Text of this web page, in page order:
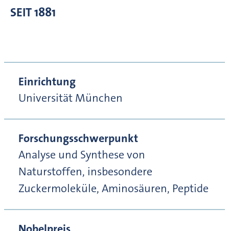
SEIT 1881
Einrichtung
Universität München
Forschungsschwerpunkt
Analyse und Synthese von
Naturstoffen, insbesondere
Zuckermoleküle, Aminosäuren, Peptide